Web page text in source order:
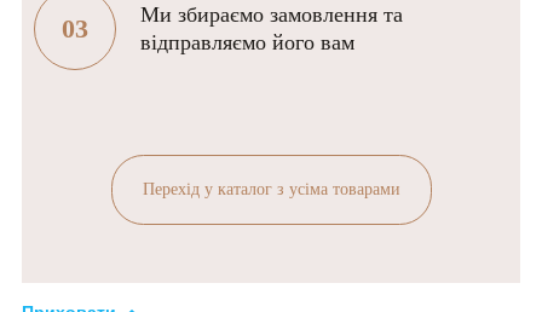
03
Ми збираємо замовлення та
відправляємо його вам
Перехід у каталог з усіма товарами